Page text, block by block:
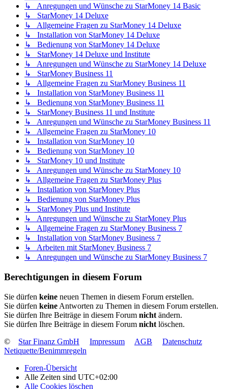
↳ Anregungen und Wünsche zu StarMoney 14 Basic
↳ StarMoney 14 Deluxe
↳ Allgemeine Fragen zu StarMoney 14 Deluxe
↳ Installation von StarMoney 14 Deluxe
↳ Bedienung von StarMoney 14 Deluxe
↳ StarMoney 14 Deluxe und Institute
↳ Anregungen und Wünsche zu StarMoney 14 Deluxe
↳ StarMoney Business 11
↳ Allgemeine Fragen zu StarMoney Business 11
↳ Installation von StarMoney Business 11
↳ Bedienung von StarMoney Business 11
↳ StarMoney Business 11 und Institute
↳ Anregungen und Wünsche zu StarMoney Business 11
↳ Allgemeine Fragen zu StarMoney 10
↳ Installation von StarMoney 10
↳ Bedienung von StarMoney 10
↳ StarMoney 10 und Institute
↳ Anregungen und Wünsche zu StarMoney 10
↳ Allgemeine Fragen zu StarMoney Plus
↳ Installation von StarMoney Plus
↳ Bedienung von StarMoney Plus
↳ StarMoney Plus und Institute
↳ Anregungen und Wünsche zu StarMoney Plus
↳ Allgemeine Fragen zu StarMoney Business 7
↳ Installation von StarMoney Business 7
↳ Arbeiten mit StarMoney Business 7
↳ Anregungen und Wünsche zu StarMoney Business 7
Berechtigungen in diesem Forum
Sie dürfen keine neuen Themen in diesem Forum erstellen.
Sie dürfen keine Antworten zu Themen in diesem Forum erstellen.
Sie dürfen Ihre Beiträge in diesem Forum nicht ändern.
Sie dürfen Ihre Beiträge in diesem Forum nicht löschen.
©
Star Finanz GmbH Impressum AGB
Datenschutz
Netiquette/Benimmregeln
Foren-Übersicht
Alle Zeiten sind UTC+02:00
Alle Cookies löschen